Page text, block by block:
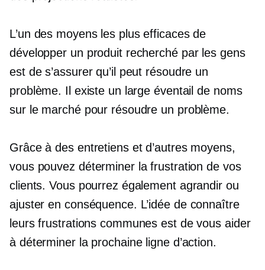
L’un des moyens les plus efficaces de
développer un produit recherché par les gens
est de s’assurer qu’il peut résoudre un
problème. Il existe un large éventail de noms
sur le marché pour résoudre un problème.
Grâce à des entretiens et d’autres moyens,
vous pouvez déterminer la frustration de vos
clients. Vous pourrez également agrandir ou
ajuster en conséquence. L’idée de connaître
leurs frustrations communes est de vous aider
à déterminer la prochaine ligne d’action.